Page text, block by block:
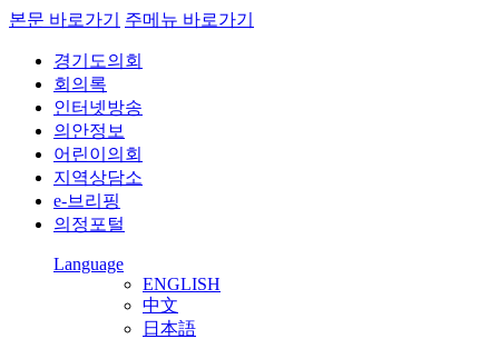
본문 바로가기 주메뉴 바로가기
경기도의회
회의록
인터넷방송
의안정보
어린이의회
지역상담소
e-브리핑
의정포털
Language
ENGLISH
中文
日本語